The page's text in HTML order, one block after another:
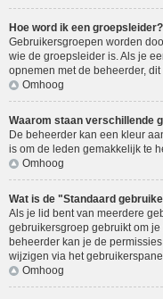
Hoe word ik een groepsleider?
Gebruikersgroepen worden
wie de groepsleider is. Als je
opnemen met de beheerder,
Omhoog
Waarom staan verschillende
De beheerder kan een kleur
is om de leden gemakkelijk te
Omhoog
Wat is de "Standaard
Als je lid bent van meerdere
gebruikersgroep gebruikt om
beheerder kan je de
wijzigen via het
Omhoog